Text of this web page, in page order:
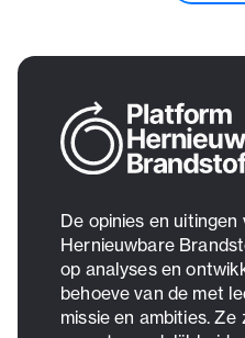
De opinies en
Hernieuwbare
op analyses en
behoeve van de met
missie en ambities.